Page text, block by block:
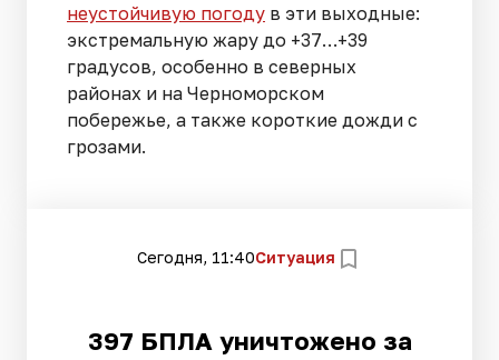
неустойчивую погоду в эти выходные:
экстремальную жару до +37…+39
градусов, особенно в северных
районах и на Черноморском
побережье, а также короткие дожди с
грозами.
Сегодня, 11:40Ситуация
397 БПЛА уничтожено за